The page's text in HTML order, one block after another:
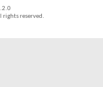
reserved.